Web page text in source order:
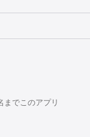
までこのアプリ